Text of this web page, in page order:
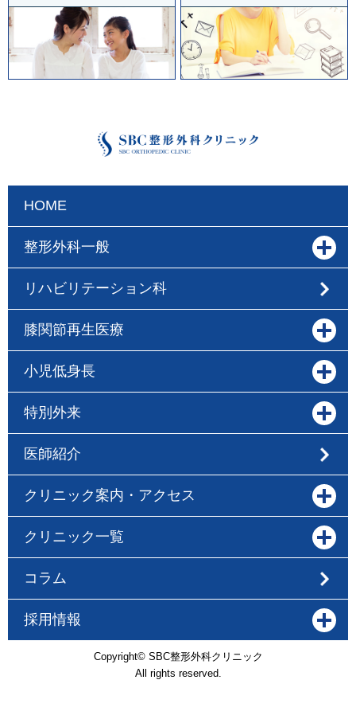
HOME
整形外科一般
リハビリテーション科
膝関節再生医療
小児低身長
特別外来
医師紹介
クリニック案内・アクセス
クリニック一覧
コラム
採用情報
Copyright© SBC整形外科クリニック
All rights reserved.